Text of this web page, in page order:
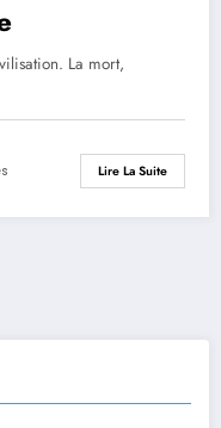
La mort,
Lire La Suite